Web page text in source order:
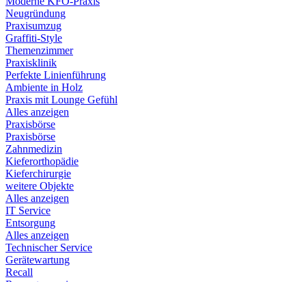
Neugründung
Praxisumzug
Graffiti-Style
Themenzimmer
Praxisklinik
Perfekte Linienführung
Ambiente in Holz
Praxis mit Lounge Gefühl
Alles anzeigen
Praxisbörse
Praxisbörse
Zahnmedizin
Kieferorthopädie
Kieferchirurgie
weitere Objekte
Alles anzeigen
IT Service
Entsorgung
Alles anzeigen
Technischer Service
Gerätewartung
Recall